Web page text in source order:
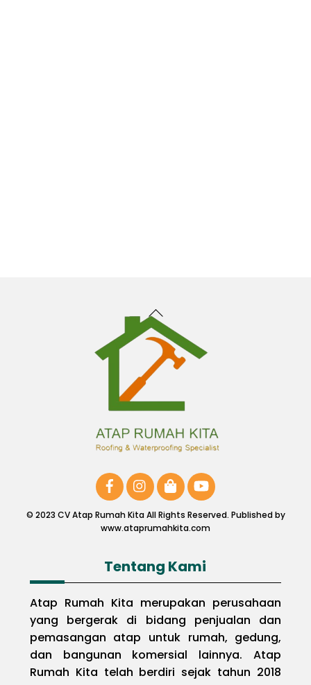
Back
To
Top
© 2023 CV Atap Rumah Kita All Rights Reserved. Published by
www.ataprumahkita.com
Tentang Kami
Atap Rumah Kita merupakan perusahaan
yang bergerak di bidang penjualan dan
pemasangan atap untuk rumah, gedung,
dan bangunan komersial lainnya. Atap
Rumah Kita telah berdiri sejak tahun 2018